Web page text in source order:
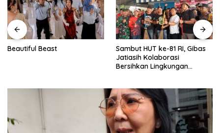
Beautiful Beast
Sambut HUT ke-81 RI, Gibas
Jatiasih Kolaborasi
Bersihkan Lingkungan